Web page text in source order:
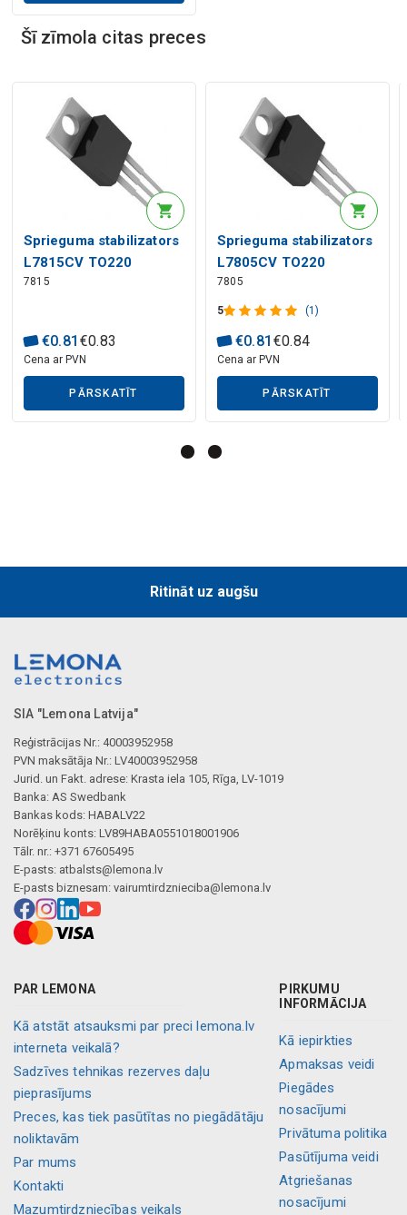
Šī zīmola citas preces
Sprieguma stabilizators
L7815CV TO220
7815
€0.81 €0.83
Cena ar PVN
PĀRSKATĪT
Sprieguma stabilizators
L7805CV TO220
7805
5 (1)
€0.81 €0.84
Cena ar PVN
PĀRSKATĪT
Ritināt uz augšu
SIA "Lemona Latvija"
Reģistrācijas Nr.: 40003952958
PVN maksātāja Nr.: LV40003952958
Jurid. un Fakt. adrese: Krasta iela 105, Rīga, LV-1019
Banka: AS Swedbank
Bankas kods: HABALV22
Norēķinu konts: LV89HABA0551018001906
Tālr. nr.: +371 67605495
E-pasts: atbalsts@lemona.lv
E-pasts biznesam: vairumtirdznieciba@lemona.lv
PAR LEMONA
Kā atstāt atsauksmi par preci lemona.lv
interneta veikalā?
Sadzīves tehnikas rezerves daļu
pieprasījums
Preces, kas tiek pasūtītas no piegādātāju
noliktavām
Par mums
Kontakti
Mazumtirdzniecības veikals
PIRKUMU
INFORMĀCIJA
Kā iepirkties
Apmaksas veidi
Piegādes
nosacījumi
Privātuma politika
Pasūtījuma veidi
Atgriešanas
nosacījumi